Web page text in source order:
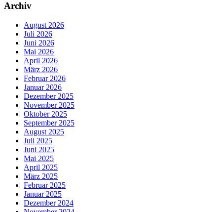
Archiv
August 2026
Juli 2026
Juni 2026
Mai 2026
April 2026
März 2026
Februar 2026
Januar 2026
Dezember 2025
November 2025
Oktober 2025
September 2025
August 2025
Juli 2025
Juni 2025
Mai 2025
April 2025
März 2025
Februar 2025
Januar 2025
Dezember 2024